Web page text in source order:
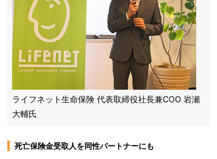
ライフネット生命保険 代表取締役社長兼COO 岩瀬
大輔氏
死亡保険金受取人を同性パートナーにも